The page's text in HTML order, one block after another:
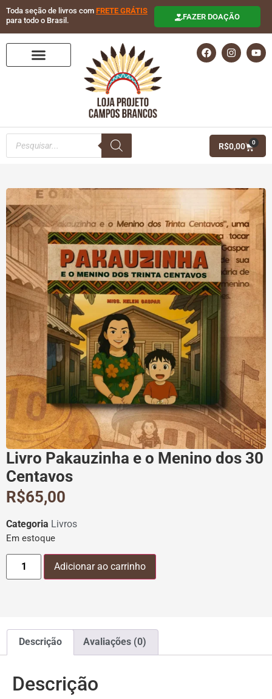
Toda seção de livros com FRETE GRÁTIS
para todo o Brasil.
FAZER DOAÇÃO
R$0,00 0
Livro Pakauzinha e o Menino dos 30
Centavos
R$65,00
Categoria Livros
Em estoque
Adicionar ao carrinho
Descrição Avaliações (0)
Descrição